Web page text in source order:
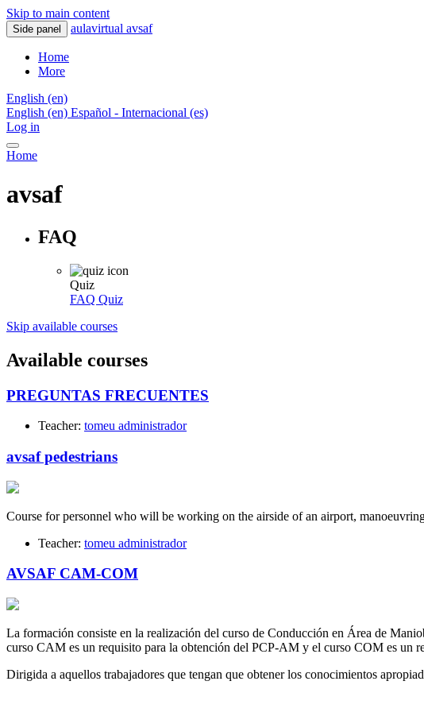
Skip to main content
Side panel aulavirtual avsaf
Home
More
English ‎(en)‎
English ‎(en)‎ Español - Internacional ‎(es)‎
Log in
Home
avsaf
FAQ
Quiz
FAQ Quiz
Skip available courses
Available courses
PREGUNTAS FRECUENTES
Teacher: tomeu administrador
avsaf pedestrians
Course for personnel who will be working on the airside of an airport, manoeuvring
Teacher: tomeu administrador
AVSAF CAM-COM
La formación consiste en la realización del curso de Conducción en Área de
curso CAM es un requisito para la obtención del PCP-AM y el curso COM es un
Dirigida a aquellos trabajadores que tengan que obtener los conocimientos